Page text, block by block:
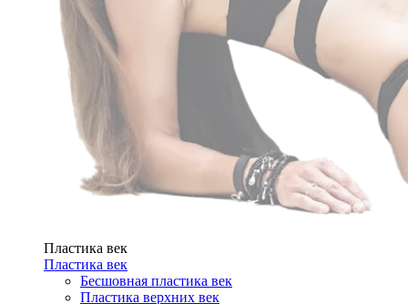
Пластика век
Пластика век
Бесшовная пластика век
Пластика верхних век